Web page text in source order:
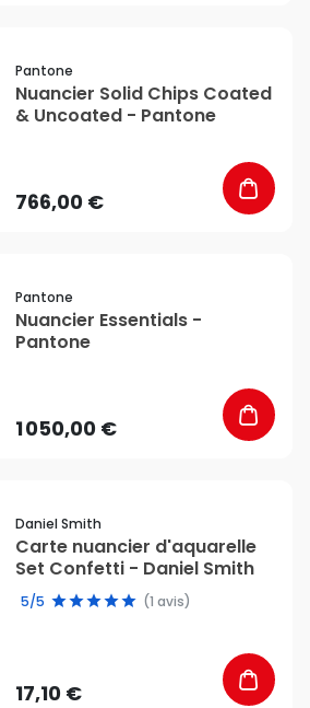
Pantone
Nuancier Solid Chips Coated
& Uncoated - Pantone
766,00 €
Pantone
Nuancier Essentials -
Pantone
1 050,00 €
Daniel Smith
Carte nuancier d'aquarelle
Set Confetti - Daniel Smith
5/5 (1 avis)
17,10 €